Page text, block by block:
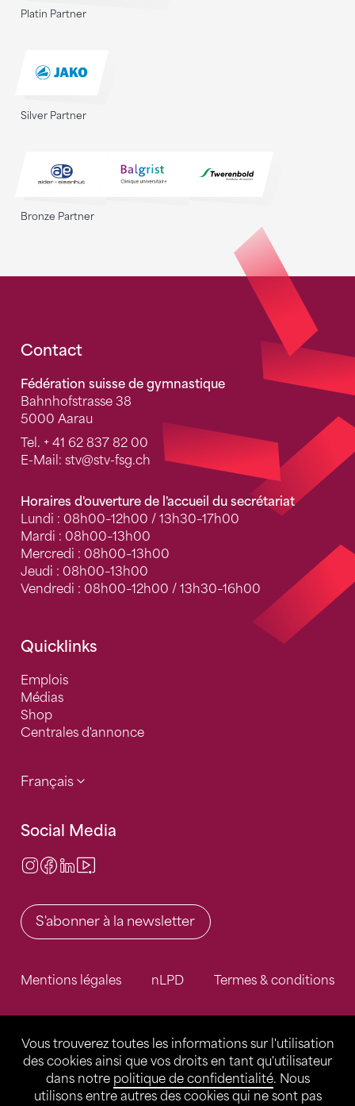
Vous trouverez toutes les informations sur l'utilisation
des cookies ainsi que vos droits en tant qu'utilisateur
dans notre politique de confidentialité. Nous
utilisons entre autres des cookies qui ne sont pas
Platin Partner
Silver Partner
Bronze Partner
Fusszeile
Contact
Fédération suisse de gymnastique
Bahnhofstrasse 38
5000 Aarau
Tel. + 41 62 837 82 00
E-Mail: stv@stv-fsg.ch
Horaires d'ouverture de l'accueil du secrétariat
Lundi : 08h00–12h00 / 13h30–17h00
Mardi : 08h00–13h00
Mercredi : 08h00–13h00
Jeudi : 08h00–13h00
Vendredi : 08h00–12h00 / 13h30–16h00
Quicklinks
Emplois
Médias
Shop
Centrales d'annonce
Français
Social Media
Instagram
Facebook
LinkedIn
S'abonner à la newsletter
Mentions légales nLPD Termes & conditions